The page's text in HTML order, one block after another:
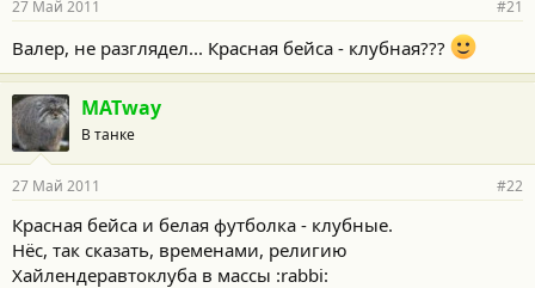
27 Май 2011 #21
Валер, не разглядел... Красная бейса - клубная???
MATway
В танке
27 Май 2011 #22
Красная бейса и белая футболка - клубные.
Нёс, так сказать, временами, религию
Хайлендеравтоклуба в массы :rabbi: